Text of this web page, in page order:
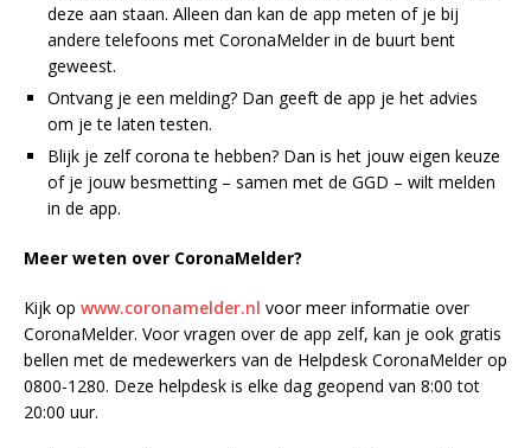
deze aan staan. Alleen dan kan de app meten of je bij
andere telefoons met CoronaMelder in de buurt bent
geweest.
Ontvang je een melding? Dan geeft de app je het advies
om je te laten testen.
Blijk je zelf corona te hebben? Dan is het jouw eigen keuze
of je jouw besmetting – samen met de GGD – wilt melden
in de app.
Meer weten over CoronaMelder?
Kijk op www.coronamelder.nl voor meer informatie over
CoronaMelder. Voor vragen over de app zelf, kan je ook gratis
bellen met de medewerkers van de Helpdesk CoronaMelder op
0800-1280. Deze helpdesk is elke dag geopend van 8:00 tot
20:00 uur.